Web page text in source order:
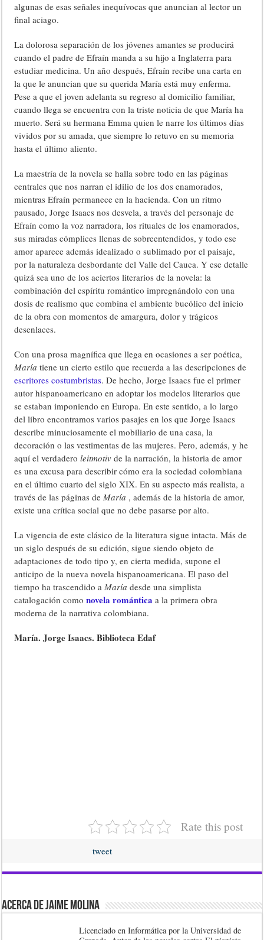
algunas de esas señales inequívocas que anuncian al lector un
final aciago.
La dolorosa separación de los jóvenes amantes se producirá
cuando el padre de Efraín manda a su hijo a Inglaterra para
estudiar medicina. Un año después, Efraín recibe una carta en
la que le anuncian que su querida María está muy enferma.
Pese a que el joven adelanta su regreso al domicilio familiar,
cuando llega se encuentra con la triste noticia de que María ha
muerto. Será su hermana Emma quien le narre los últimos días
vividos por su amada, que siempre lo retuvo en su memoria
hasta el último aliento.
La maestría de la novela se halla sobre todo en las páginas
centrales que nos narran el idilio de los dos enamorados,
mientras Efraín permanece en la hacienda. Con un ritmo
pausado, Jorge Isaacs nos desvela, a través del personaje de
Efraín como la voz narradora, los rituales de los enamorados,
sus miradas cómplices llenas de sobreentendidos, y todo ese
amor aparece además idealizado o sublimado por el paisaje,
por la naturaleza desbordante del Valle del Cauca. Y ese detalle
quizá sea uno de los aciertos literarios de la novela: la
combinación del espíritu romántico impregnándolo con una
dosis de realismo que combina el ambiente bucólico del inicio
de la obra con momentos de amargura, dolor y trágicos
desenlaces.
Con una prosa magnífica que llega en ocasiones a ser poética,
María tiene un cierto estilo que recuerda a las descripciones de
escritores costumbristas. De hecho, Jorge Isaacs fue el primer
autor hispanoamericano en adoptar los modelos literarios que
se estaban imponiendo en Europa. En este sentido, a lo largo
del libro encontramos varios pasajes en los que Jorge Isaacs
describe minuciosamente el mobiliario de una casa, la
decoración o las vestimentas de las mujeres. Pero, además, y he
aquí el verdaderoleitmotiv de la narración, la historia de amor
es una excusa para describir cómo era la sociedad colombiana
en el último cuarto del siglo XIX. En su aspecto más realista, a
través de las páginas deMaría , además de la historia de amor,
existe una crítica social que no debe pasarse por alto.
La vigencia de este clásico de la literatura sigue intacta. Más de
un siglo después de su edición, sigue siendo objeto de
adaptaciones de todo tipo y, en cierta medida, supone el
anticipo de la nueva novela hispanoamericana. El paso del
tiempo ha trascendido aMaría desde una simplista
catalogación comonovela romántica a la primera obra
moderna de la narrativa colombiana.
María. Jorge Isaacs. Biblioteca Edaf
Rate this post
tweet
Acerca de Jaime Molina
Licenciado en Informática por la Universidad de